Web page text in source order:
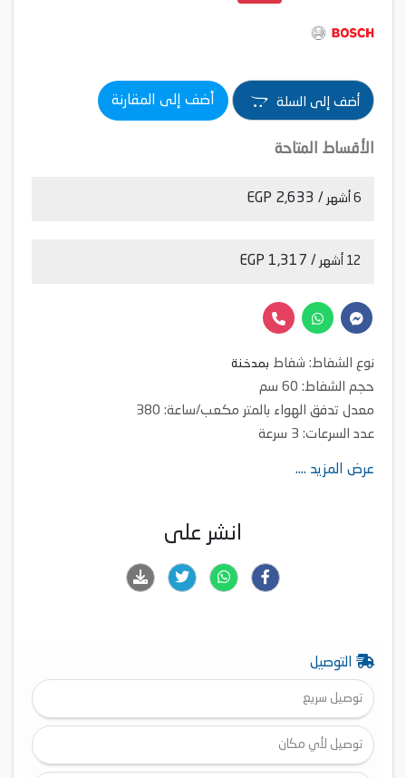
أضف إلى السلة أضف إلى المقارنة
الأقساط المتاحة
6 أشهر / 2,633 EGP
12 أشهر / 1,317 EGP
نوع الشفاط: شفاط بمدخنة
حجم الشفاط: 60 سم
معدل تدفق الهواء بالمتر مكعب/ساعة: 380
عدد السرعات: 3 سرعة
عرض المزيد ....
انشر على
التوصيل
توصيل سريع
توصيل لأي مكان